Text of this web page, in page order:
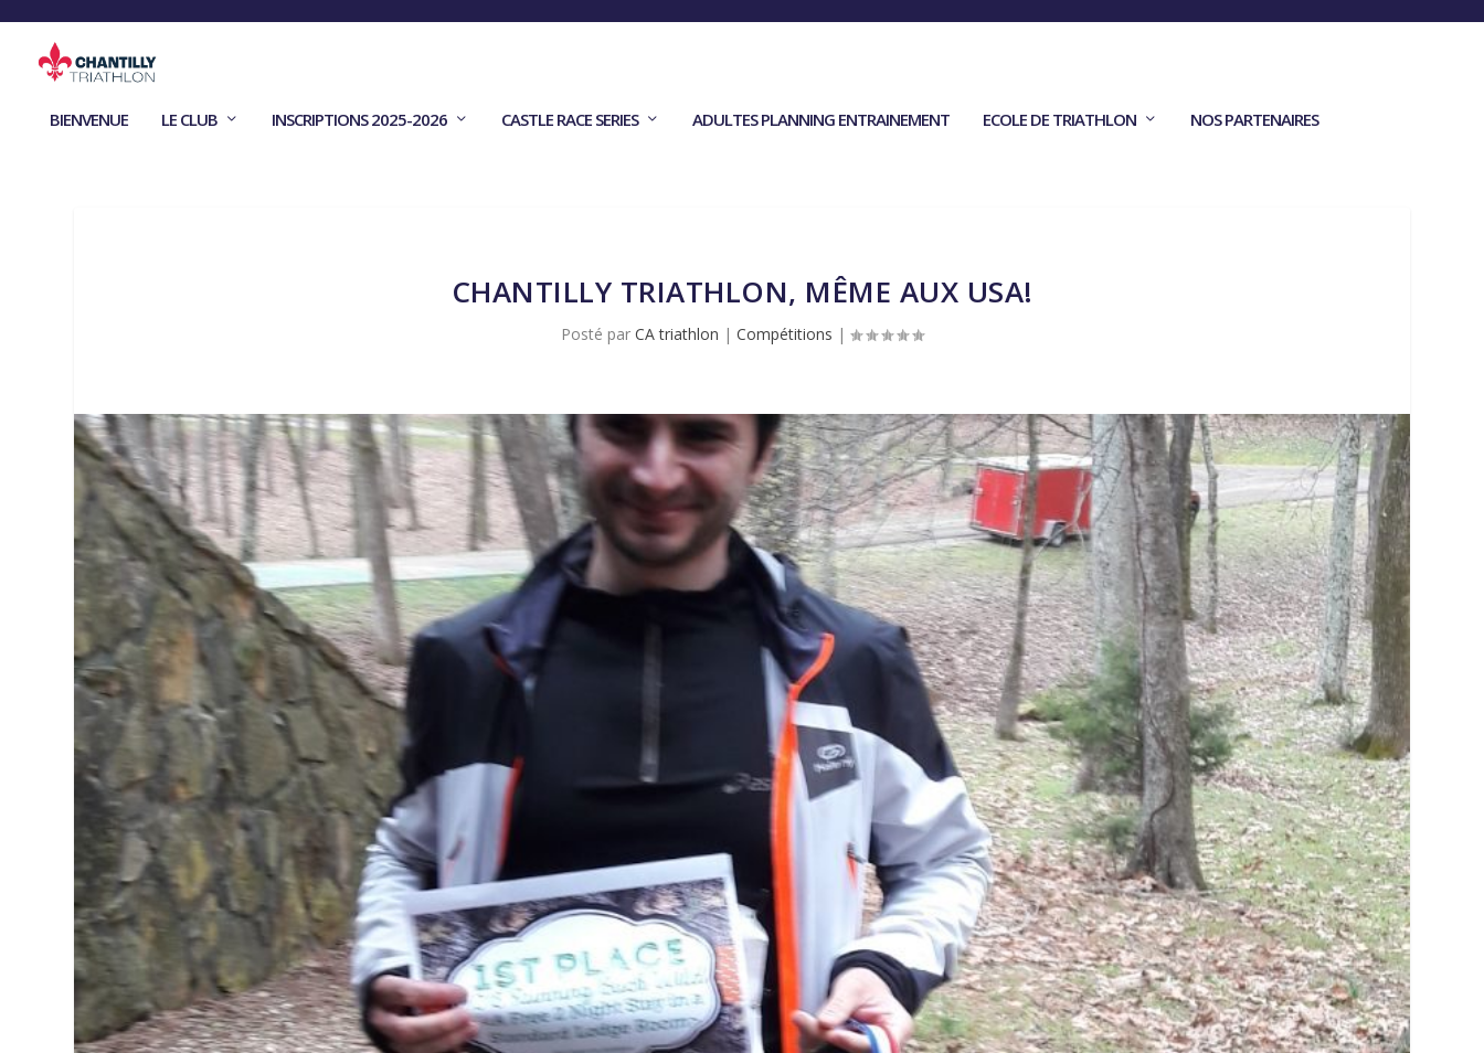
BIENVENUE LE CLUB INSCRIPTIONS 2025-2026 CASTLE RACE SERIES ADULTES PLANNING ENTRAINEMENT ECOLE DE TRIATHLON NOS PARTENAIRES
CHANTILLY TRIATHLON, MÊME AUX USA!
Posté par CA triathlon | Compétitions |